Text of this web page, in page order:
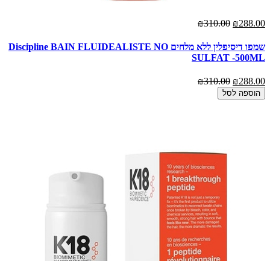
₪288.00
₪310.00
שמפו דיסיפלין ללא מלחים Discipline BAIN FLUIDEALISTE NO
SULFAT -500ML
₪288.00
₪310.00
הוספה לסל